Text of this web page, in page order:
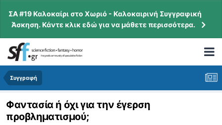
ΣΑ #19 Καλοκαίρι στο Χωριό - Καλοκαιρινή Συγγραφική
Άσκηση. Κάντε κλικ εδώ για να μάθετε περισσότερα.
Συγγραφή
Φαντασία ή όχι για την έγερση
προβληματισμού;